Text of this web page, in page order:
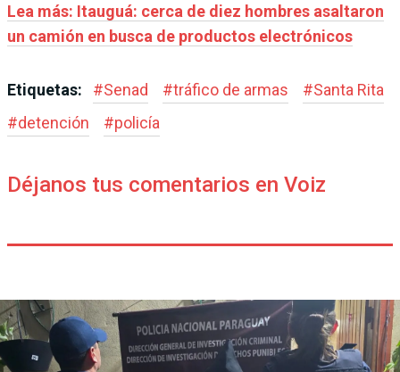
Lea más: Itauguá: cerca de diez hombres asaltaron
un camión en busca de productos electrónicos
Etiquetas: #Senad #tráfico de armas #Santa Rita
#detención #policía
Déjanos tus comentarios en Voiz